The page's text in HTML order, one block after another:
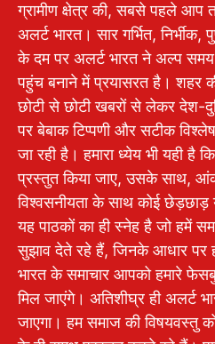
ग्रामीण क्षेत्र की, सबसे पहले आप
अलर्ट भारत। सार गर्भित, निर्भीक,
के दम पर अलर्ट भारत ने अल्प समय
पहुंच बनाने में प्रयासरत है। शहर की
छोटी से छोटी खबरों से लेकर देश-
पर बेबाक टिप्पणी और सटीक
जा रही है। हमारा ध्येय भी यही है
प्रस्तुत किया जाए, उसके साथ,
विश्वसनीयता के साथ कोई छेड़छाड़
यह पाठकों का ही स्नेह है जो हमें
सुझाव देते रहे हैं, जिनके आधार
भारत के समाचार आपको हमारे
मिल जाएंगे। अतिशीघ्र ही अलर्ट
जाएगा। हम समाज की विषयवस्तु